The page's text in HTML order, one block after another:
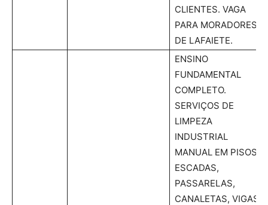
CLIENTES. VAGA
PARA MORADORES
DE LAFAIETE.
ENSINO
FUNDAMENTAL
COMPLETO.
SERVIÇOS DE
LIMPEZA
INDUSTRIAL
MANUAL EM PISOS,
ESCADAS,
PASSARELAS,
CANALETAS, VIGAS